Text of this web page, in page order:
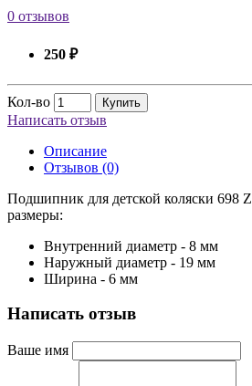
0 отзывов
250 ₽
Кол-во Купить
Написать отзыв
Описание
Отзывов (0)
Подшипник для детской коляски 698
размеры:
Внутренний диаметр - 8 мм
Наружный диаметр - 19 мм
Ширина - 6 мм
Написать отзыв
Ваше имя